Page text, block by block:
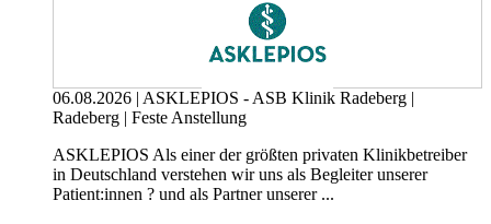
06.08.2026 | ASKLEPIOS - ASB Klinik Radeberg |
Radeberg | Feste Anstellung
ASKLEPIOS Als einer der größten privaten Klinikbetreiber
in Deutschland verstehen wir uns als Begleiter unserer
Patient:innen ? und als Partner unserer ...